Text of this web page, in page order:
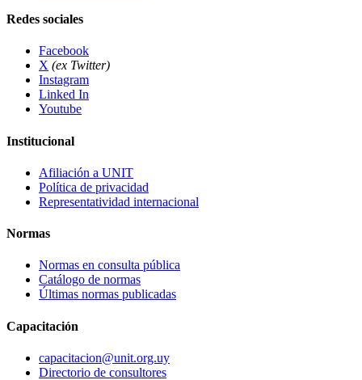
Redes sociales
Facebook
X (ex Twitter)
Instagram
Linked In
Youtube
Institucional
Afiliación a UNIT
Política de privacidad
Representatividad internacional
Normas
Normas en consulta pública
Catálogo de normas
Últimas normas publicadas
Capacitación
capacitacion@unit.org.uy
Directorio de consultores